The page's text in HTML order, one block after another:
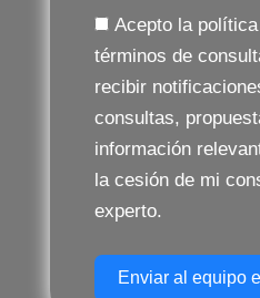
Acepto la
términos de
recibir
consultas,
información
la cesión de mi
experto.
Enviar al equipo